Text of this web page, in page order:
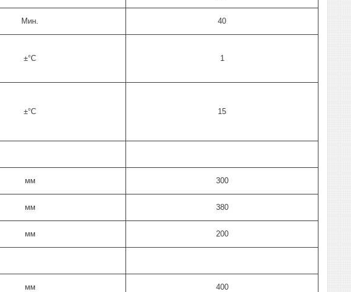
Мин. 40
±°C 1
±°C 15
мм 300
мм 380
мм 200
мм 400